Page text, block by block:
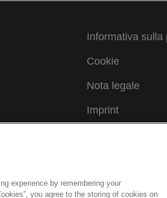
Informativa sulla
Cookie
Nota legale
Imprint
experience by remembering your
you agree to the storing of cookies on